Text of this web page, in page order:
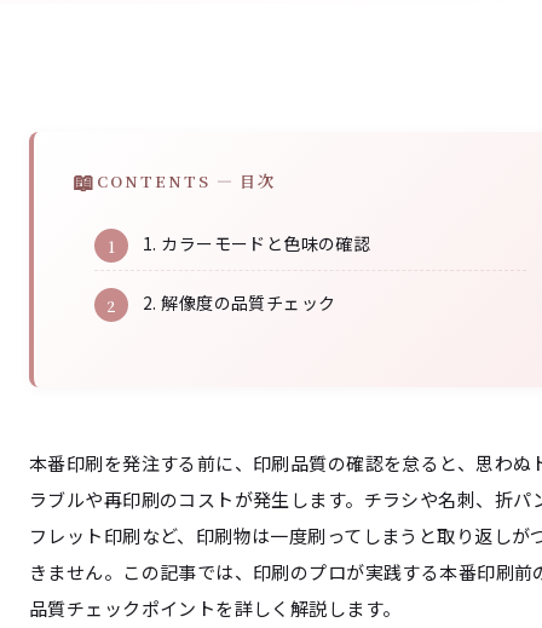
CONTENTS — 目次
1. カラーモードと色味の確認
2. 解像度の品質チェック
本番印刷を発注する前に、印刷品質の確認を怠ると、思わぬ
ラブルや再印刷のコストが発生します。チラシや名刺、折パ
フレット印刷など、印刷物は一度刷ってしまうと取り返しが
きません。この記事では、印刷のプロが実践する本番印刷前
品質チェックポイントを詳しく解説します。